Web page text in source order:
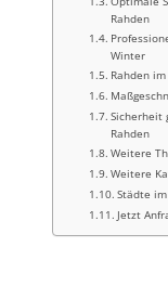
Rahden
Winter
Rahden
Sicherheit
Rahden
Weitere
Weitere
Städte
Jetzt